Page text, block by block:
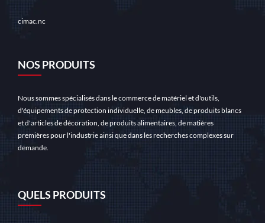
BLOGUE
MAR
virallinen sovellus RTP:n ja voit
cimac.nc
NOS PRODUITS
Nous sommes spécialisés dans le commerce de matériel et d'outils,
d'équipements de protection individuelle, de meubles, de produits blancs
et d'articles de décoration, de produits alimentaires, de matières
premières pour l'industrie ainsi que dans les recherches complexes sur
demande.
QUELS PRODUITS